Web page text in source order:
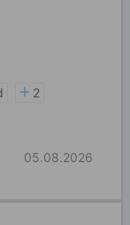
2
05.08.2026